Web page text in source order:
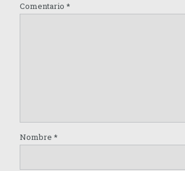
Comentario *
Nombre *